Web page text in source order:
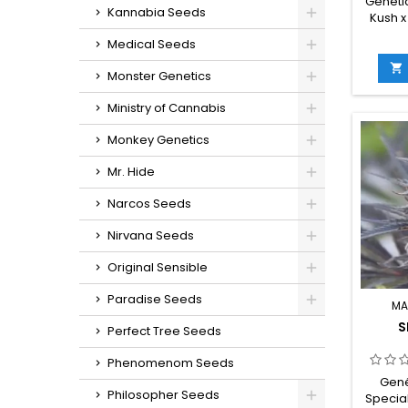
Kannabia Seeds
Medical Seeds
Monster Genetics
Ministry of Cannabis
Monkey Genetics
Mr. Hide
Narcos Seeds
Nirvana Seeds
Original Sensible
Paradise Seeds
Perfect Tree Seeds
Phenomenom Seeds
Philosopher Seeds
Kush
10
g/
g/
en
